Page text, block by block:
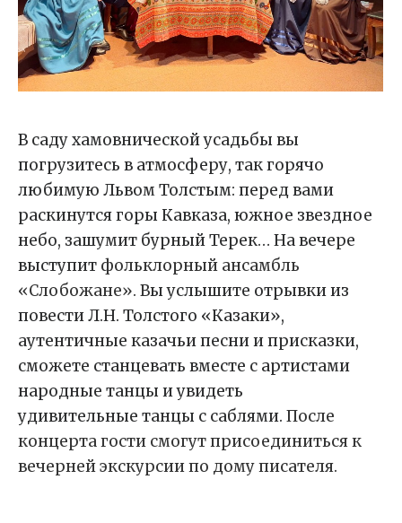
В саду хамовнической усадьбы вы
погрузитесь в атмосферу, так горячо
любимую Львом Толстым: перед вами
раскинутся горы Кавказа, южное звездное
небо, зашумит бурный Терек… На вечере
выступит фольклорный ансамбль
«Слобожане». Вы услышите отрывки из
повести Л.Н. Толстого «Казаки»,
аутентичные казачьи песни и присказки,
сможете станцевать вместе с артистами
народные танцы и увидеть
удивительные танцы с саблями. После
концерта гости смогут присоединиться к
вечерней экскурсии по дому писателя.